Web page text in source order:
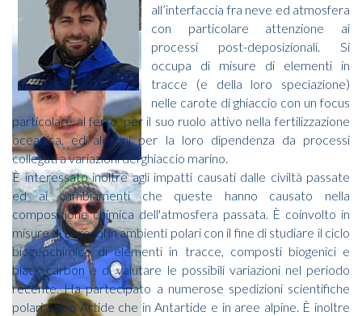
all’interfaccia fra neve ed atmosfera
con particolare attenzione ai
processi post-deposizionali. Si
occupa di misure di elementi in
tracce (e della loro speciazione)
nelle carote di ghiaccio con un focus
particolare al ferro, per il suo ruolo attivo nella fertilizzazione
oceanica, ed alogeni per la loro dipendenza da processi
collegati a variazioni del ghiaccio marino.
È interessato inoltre agli impatti causati dalle civiltà passate
ed ai cambiamenti che queste hanno causato nella
composizione chimica dell'atmosfera passata. È coinvolto in
misure di aerosol in ambienti polari con il fine di studiare il ciclo
biogeochimico di elementi in tracce, composti biogenici e
black carbon e di valutare le possibili variazioni nel periodo
recente. Ha partecipato a numerose spedizioni scientifiche
polari, sia in Artide che in Antartide e in aree alpine. È inoltre